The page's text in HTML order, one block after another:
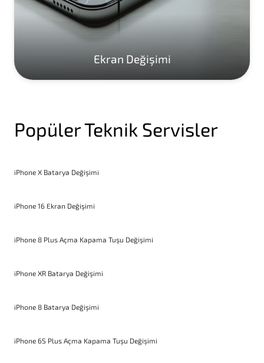
Ekran Değişimi
Popüler Teknik Servisler
iPhone X Batarya Değişimi
iPhone 16 Ekran Değişimi
iPhone 8 Plus Açma Kapama Tuşu Değişimi
iPhone XR Batarya Değişimi
iPhone 8 Batarya Değişimi
iPhone 6S Plus Açma Kapama Tuşu Değişimi